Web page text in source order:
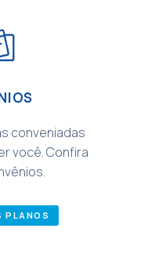
conveniadas
você. Confira
PLANOS